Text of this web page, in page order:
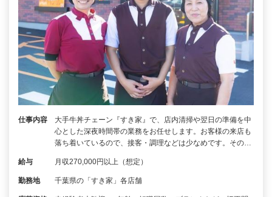
仕事内容
大手牛丼チェーン『すき家』で、店内清掃や翌日の準備を中
心とした深夜時間帯の業務をお任せします。お客様の来店も
落ち着いているので、接客・調理などは少なめです。その…
給与 月収270,000円以上（想定）
勤務地 千葉県の「すき家」各店舗